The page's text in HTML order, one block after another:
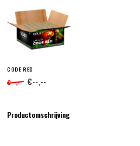
CODE RED
€--,-- €--,--
Productomschrijving